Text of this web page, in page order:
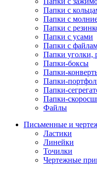
Папки с
Папки с
Папки с
Папки с усами
Папки с
Папки уголки,
Папки-боксы
Папки-
Папки-
Папки-
Папки-
Файлы
Письменные и
Ластики
Линейки
Точилки
Чертежные